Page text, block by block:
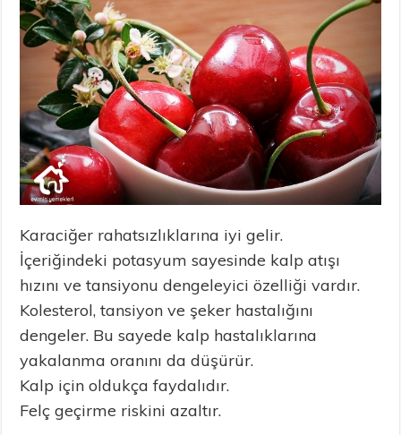
Karaciğer rahatsızlıklarına iyi gelir.
İçeriğindeki potasyum sayesinde kalp atışı
hızını ve tansiyonu dengeleyici özelliği vardır.
Kolesterol, tansiyon ve şeker hastalığını
dengeler. Bu sayede kalp hastalıklarına
yakalanma oranını da düşürür.
Kalp için oldukça faydalıdır.
Felç geçirme riskini azaltır.